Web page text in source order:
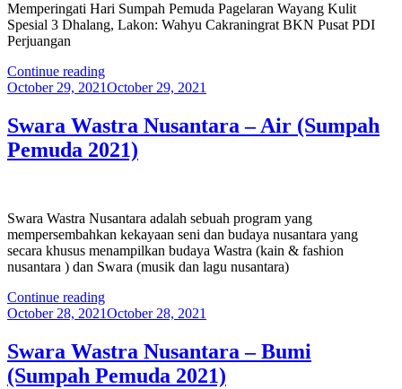
Memperingati Hari Sumpah Pemuda Pagelaran Wayang Kulit
Spesial 3 Dhalang, Lakon: Wahyu Cakraningrat BKN Pusat PDI
Perjuangan
Continue reading“Wayangan
BKN
Tahun
Sumpah
Pemuda”
Posted
October 29, 2021October 29, 2021
Swara Wastra Nusantara – Air (Sumpah
Pemuda 2021)
Swara Wastra Nusantara adalah sebuah program yang
mempersembahkan kekayaan seni dan budaya nusantara yang
secara khusus menampilkan budaya Wastra (kain & fashion
nusantara ) dan Swara (musik dan lagu nusantara)
Continue reading“Swara
Wastra
Air
(Sumpah
Posted
October 28, 2021October 28, 2021
Swara Wastra Nusantara – Bumi
(Sumpah Pemuda 2021)